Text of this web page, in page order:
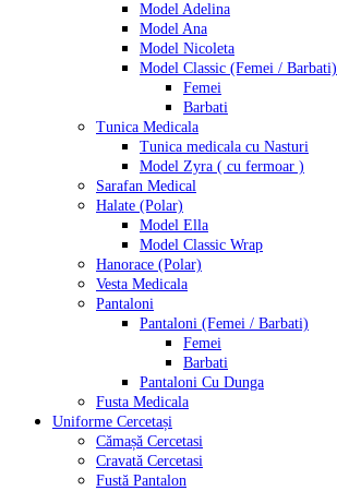
Model Adelina
Model Ana
Model Nicoleta
Model Classic (Femei / Barbati)
Femei
Barbati
Tunica Medicala
Tunica medicala cu Nasturi
Model Zyra ( cu fermoar )
Sarafan Medical
Halate (Polar)
Model Ella
Model Classic Wrap
Hanorace (Polar)
Vesta Medicala
Pantaloni
Pantaloni (Femei / Barbati)
Femei
Barbati
Pantaloni Cu Dunga
Fusta Medicala
Uniforme Cercetași
Cămașă Cercetasi
Cravată Cercetasi
Fustă Pantalon